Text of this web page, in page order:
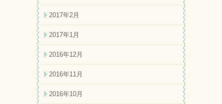
2017年2月
2017年1月
2016年12月
2016年11月
2016年10月